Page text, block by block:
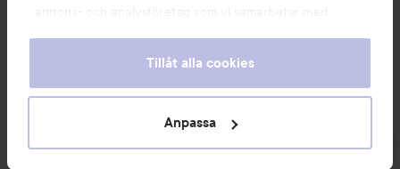
annons- och analysföretag som vi samarbetar med.
information som du har tillhandahållit eller som de har
våra cookies vid fortsatt användande av vår webbplats.
För information om hur du kan ändra inställningarna för
Tillåt alla cookies
Anpassa